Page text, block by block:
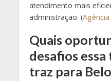
atendimento mais
administração. (
Quais
desafios
traz para